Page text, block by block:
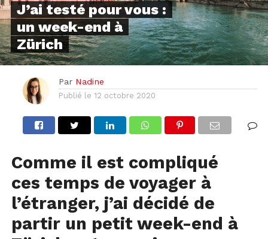
J’ai testé pour vous :
un week-end à
Zürich
Par Nadine
Publié le 12 octobre 2020
Comme il est compliqué
ces temps de voyager à
l’étranger, j’ai décidé de
partir un petit week-end à